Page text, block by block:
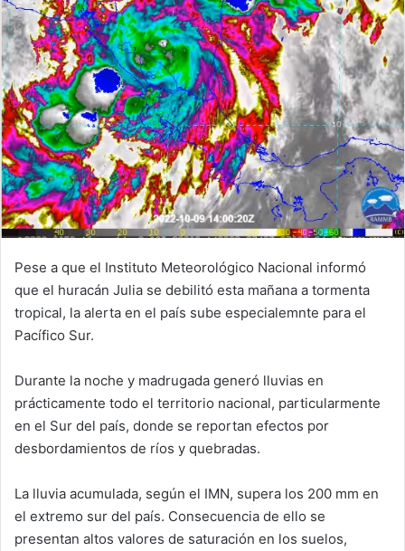
Pese a que el Instituto Meteorológico Nacional informó
que el huracán Julia se debilitó esta mañana a tormenta
tropical, la alerta en el país sube especialemnte para el
Pacífico Sur.
Durante la noche y madrugada generó lluvias en
prácticamente todo el territorio nacional, particularmente
en el Sur del país, donde se reportan efectos por
desbordamientos de ríos y quebradas.
La lluvia acumulada, según el IMN, supera los 200 mm en
el extremo sur del país. Consecuencia de ello se
presentan altos valores de saturación en los suelos,